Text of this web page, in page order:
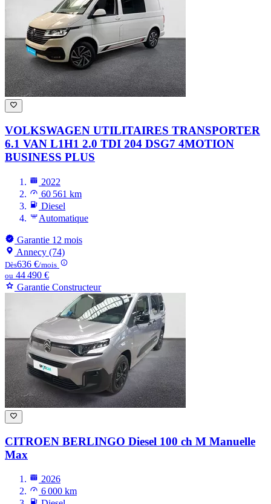
VOLKSWAGEN UTILITAIRES TRANSPORTER
6.1 VAN L1H1 2.0 TDI 204 DSG7 4MOTION
BUSINESS PLUS
2022
60 561 km
Diesel
Automatique
Garantie 12 mois
Annecy (74)
Dès636 €/mois
ou 44 490 €
Garantie Constructeur
CITROEN BERLINGO Diesel 100 ch M Manuelle
Max
2026
6 000 km